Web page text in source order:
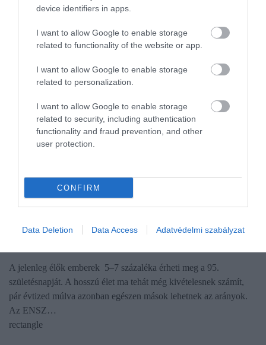
device identifiers in apps.
I want to allow Google to enable storage
related to functionality of the website or app.
I want to allow Google to enable storage
related to personalization.
I want to allow Google to enable storage
related to security, including authentication
functionality and fraud prevention, and other
user protection.
CONFIRM
Data Deletion Data Access Adatvédelmi szabályzat
Ezekben az országokban 2100-ra 95 évre nőhet a
A jelenleg élők emberek 5–7 százaléka érheti meg a 95.
születésnapját. A hosszú élet ma tehát még kivételesnek számít,
pár évtized múlva azonban egészen mások lehetnek az arányok.
Az ENSZ…
rectangle